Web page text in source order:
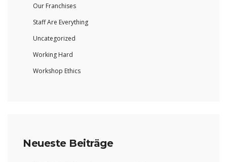
Our Franchises
Staff Are Everything
Uncategorized
Working Hard
Workshop Ethics
Neueste Beiträge